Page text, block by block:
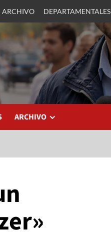
ARCHIVO DEPARTAMENTALES
ARCHIVO